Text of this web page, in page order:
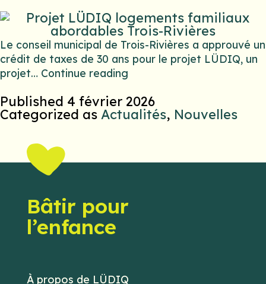
Le conseil municipal de Trois-Rivières a approuvé un
crédit de taxes de 30 ans pour le projet LÜDIQ, un
projet… Continue reading
Published 4 février 2026
Categorized as Actualités, Nouvelles
Bâtir pour
l’enfance
À propos de LÜDIQ